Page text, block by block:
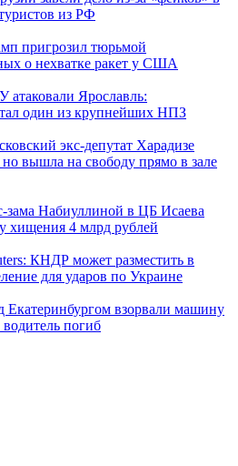
из РФ
пригрозил тюрьмой
о нехватке ракет у США
атаковали Ярославль:
один из крупнейших НПЗ
экс-депутат Харадизе
вышла на свободу прямо в зале
зама Набиуллиной в ЦБ Исаева
хищения 4 млрд рублей
КНДР может разместить в
для ударов по Украине
Екатеринбургом взорвали машину
погиб